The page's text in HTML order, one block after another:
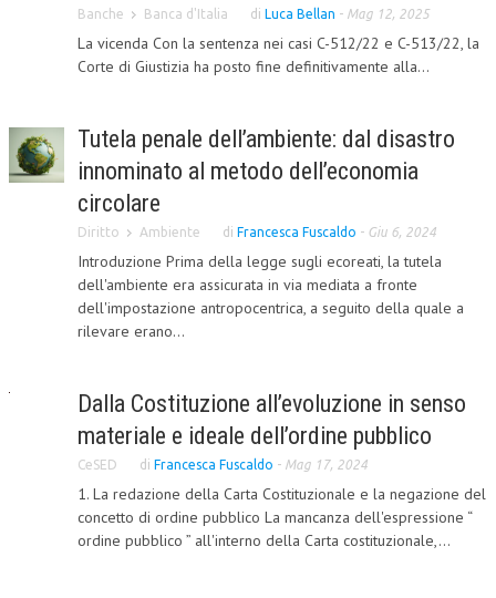
LA RIVISTA
COMITATO EDITORIALE
REDAZIONE
CODICE ETICO
AUTORI
ECONOMIA
ECONOMIA DELL’ARTE
INTERNAZIONALIZZAZIONE
Banche Banca d'Italia di Luca Bellan - Mag 12, 2025
La vicenda Con la sentenza nei casi C-512/22 e C-513/22, la
Corte di Giustizia ha posto fine definitivamente alla...
Tutela penale dell’ambiente: dal disastro
innominato al metodo dell’economia
circolare
Diritto Ambiente di Francesca Fuscaldo - Giu 6, 2024
Introduzione Prima della legge sugli ecoreati, la tutela
dell'ambiente era assicurata in via mediata a fronte
dell'impostazione antropocentrica, a seguito della quale a
rilevare erano...
Dalla Costituzione all’evoluzione in senso
materiale e ideale dell’ordine pubblico
CeSED di Francesca Fuscaldo - Mag 17, 2024
1. La redazione della Carta Costituzionale e la negazione del
concetto di ordine pubblico La mancanza dell'espressione “
ordine pubblico ” all'interno della Carta costituzionale,...